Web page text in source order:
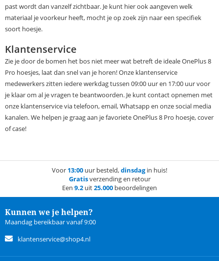
past wordt dan vanzelf zichtbaar. Je kunt hier ook aangeven welk
materiaal je voorkeur heeft, mocht je op zoek zijn naar een specifiek
soort hoesje.
Klantenservice
Zie je door de bomen het bos niet meer wat betreft de ideale OnePlus 8
Pro hoesjes, laat dan snel van je horen! Onze klantenservice
medewerkers zitten iedere werkdag tussen 09:00 uur en 17:00 uur voor
je klaar om al je vragen te beantwoorden. Je kunt contact opnemen met
onze klantenservice via telefoon, email, Whatsapp en onze social media
kanalen. We helpen je graag aan je favoriete OnePlus 8 Pro hoesje, cover
of case!
Voor 13:00 uur besteld,dinsdagin huis!
Gratisverzending en retour
Een 9.2 uit25.000 beoordelingen
Kunnen we je helpen?
Maandag bereikbaar vanaf 9:00
klantenservice@shop4.nl